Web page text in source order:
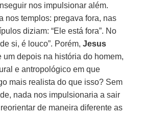
nos impulsionar além.
nos templos: pregava fora, nas
diziam: “Ele está fora”. No
si, é louco”. Porém,Jesus
um depois na história do homem,
e antropológico em que
mais realista do que isso? Sem
nada nos impulsionaria a sair
de maneira diferente as